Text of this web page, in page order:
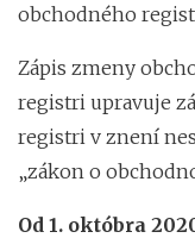
obchodného
Zápis zmeny
registri upravuje
registri v znení
„zákon o
Od 1. októbra